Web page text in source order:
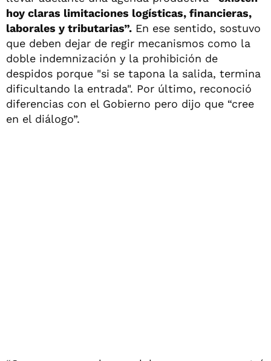
hoy claras limitaciones logísticas, financieras,
laborales y tributarias”. En ese sentido, sostuvo
que deben dejar de regir mecanismos como la
doble indemnización y la prohibición de
despidos porque "si se tapona la salida, termina
dificultando la entrada". Por último, reconoció
diferencias con el Gobierno pero dijo que “cree
en el diálogo”.